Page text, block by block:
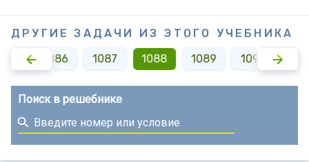
ДРУГИЕ ЗАДАЧИ ИЗ ЭТОГО УЧЕБНИКА
1086 1087 1088 1089 1090
Поиск в решебнике